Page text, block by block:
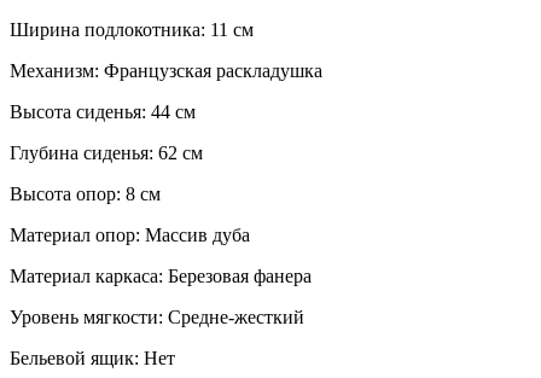
Ширина подлокотника: 11 см
Mеханизм: Французская раскладушка
Высота сиденья: 44 см
Глубина сиденья: 62 см
Высота опор: 8 см
Материал опор: Массив дуба
Материал каркаса: Березовая фанера
Уровень мягкости: Средне-жесткий
Бельевой ящик: Нет